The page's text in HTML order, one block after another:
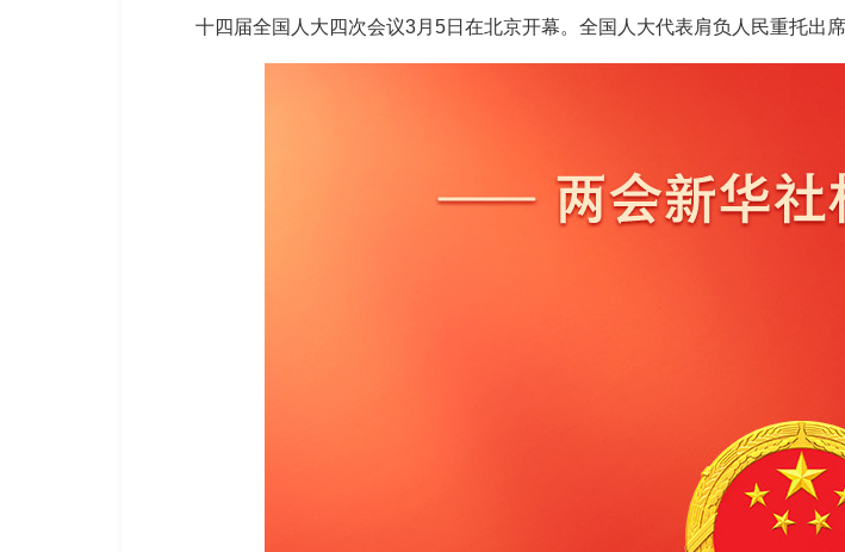
十四届全国人大四次会议3月5日在北京开幕。全国人大代表肩负人民重托出